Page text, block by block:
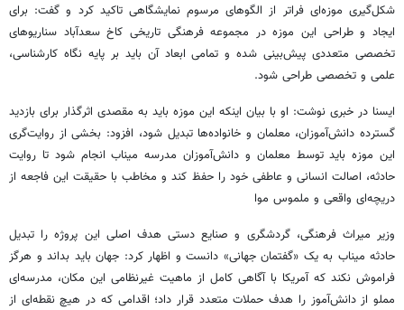
شکل‌گیری موزه‌ای فراتر از الگوهای مرسوم نمایشگاهی تاکید کرد و گفت: برای
ایجاد و طراحی این موزه در مجموعه فرهنگی‌ تاریخی کاخ سعدآباد سناریوهای
تخصصی متعددی پیش‌بینی شده و تمامی ابعاد آن باید بر پایه نگاه کارشناسی،
علمی و تخصصی طراحی شود.
ایسنا در خبری نوشت: او با بیان اینکه این موزه باید به مقصدی اثرگذار برای بازدید
گسترده دانش‌آموزان، معلمان و خانواده‌ها تبدیل شود، افزود: بخشی از روایت‌گری
این موزه باید توسط معلمان و دانش‌آموزان مدرسه میناب انجام شود تا روایت
حادثه، اصالت انسانی و عاطفی خود را حفظ کند و مخاطب با حقیقت این فاجعه از
دریچه‌ای واقعی و ملموس موا
وزیر میراث‌ فرهنگی، گردشگری و صنایع‌ دستی هدف اصلی این پروژه را تبدیل
حادثه میناب به یک «گفتمان جهانی» دانست و اظهار کرد: جهان باید بداند و هرگز
فراموش نکند که آمریکا با آگاهی کامل از ماهیت غیرنظامی این مکان، مدرسه‌ای
مملو از دانش‌آموز را هدف حملات متعدد قرار داد؛ اقدامی که در هیچ نقطه‌ای از